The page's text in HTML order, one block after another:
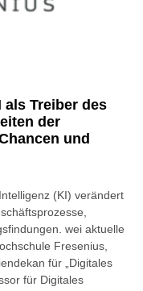
als Treiber des
der
und
(KI) verändert
wei aktuelle
Fresenius,
für „Digitales
für Digitales